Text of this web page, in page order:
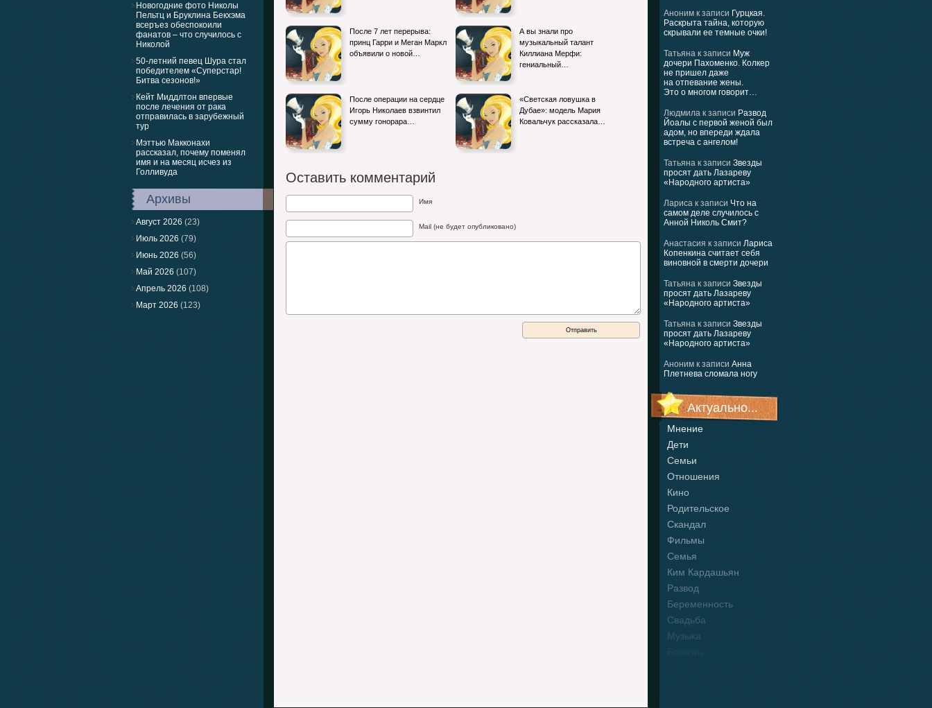
Аноним к записи Гурцкая.
Раскрыта тайна, которую
скрывали ее темные очки!
Татьяна к записи Муж
дочери Пахоменко. Колкер
не пришел даже
на отпевание жены.
Это о многом говорит…
Людмила к записи Развод
Йоалы с первой женой был
адом, но впереди ждала
встреча с ангелом!
Татьяна к записи Звезды
просят дать Лазареву
«Народного артиста»
Лариса к записи Что на
самом деле случилось с
Анной Николь Смит?
Анастасия к записи Лариса
Копенкина считает себя
виновной в смерти дочери
Татьяна к записи Звезды
просят дать Лазареву
«Народного артиста»
Татьяна к записи Звезды
просят дать Лазареву
«Народного артиста»
Аноним к записи Анна
Плетнева сломала ногу
Актуально...
Мнение
Дети
Семьи
Отношения
Кино
Родительское
Скандал
Фильмы
Семья
Ким Кардашьян
Развод
Беременность
Свадьба
Музыка
Новогодние фото Николы
Пельтц и Бруклина Бекхэма
всеръез обеспокоили
фанатов – что случилось с
Николой
50-летний певец Шура стал
победителем «Суперстар!
Битва сезонов!»
Кейт Миддлтон впервые
после лечения от рака
отправилась в зарубежный
тур
Мэттью Макконахи
рассказал, почему поменял
имя и на месяц исчез из
Голливуда
Архивы
Август 2026 (23)
Июль 2026 (79)
Июнь 2026 (56)
Май 2026 (107)
Апрель 2026 (108)
Март 2026 (123)
После 7 лет перерыва:
принц Гарри и Меган Маркл
объявили о новой…
А вы знали про
музыкальный талант
Киллиана Мерфи:
гениальный…
После операции на сердце
Игорь Николаев взвинтил
сумму гонорара…
«Светская ловушка в
Дубае»: модель Мария
Ковальчук рассказала…
Оставить комментарий
Имя
Mail (не будет опубликовано)